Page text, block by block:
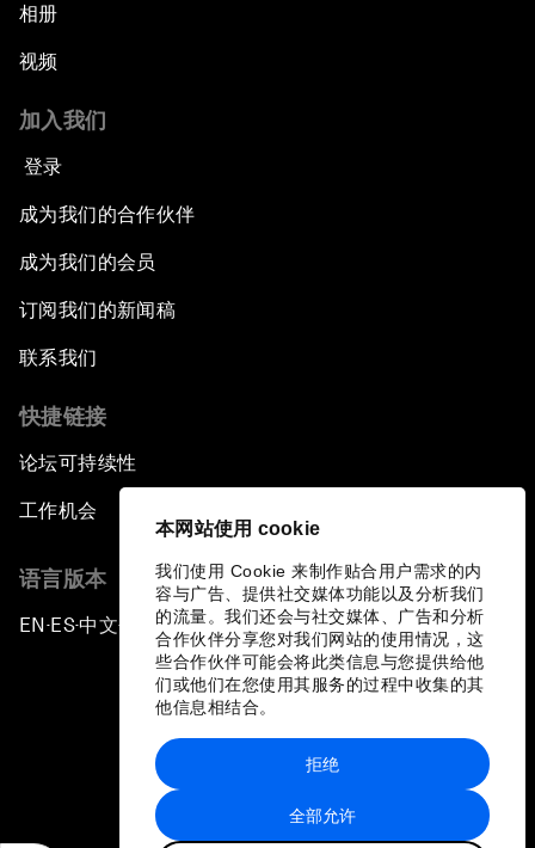
本网站使用 cookie
我们使用 Cookie 来制作贴合用户需求的内
容与广告、提供社交媒体功能以及分析我们
的流量。我们还会与社交媒体、广告和分析
合作伙伴分享您对我们网站的使用情况，这
些合作伙伴可能会将此类信息与您提供给他
们或他们在您使用其服务的过程中收集的其
他信息相结合。
全部允许
拒绝
相册
视频
加入我们
登录
成为我们的合作伙伴
成为我们的会员
订阅我们的新闻稿
联系我们
快捷链接
论坛可持续性
工作机会
语言版本
EN ▪ES▪中文▪ 日本語
站点地图